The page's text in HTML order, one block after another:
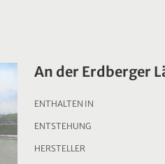
An der Erdberger
ENTHALTEN IN
ENTSTEHUNG
HERSTELLER